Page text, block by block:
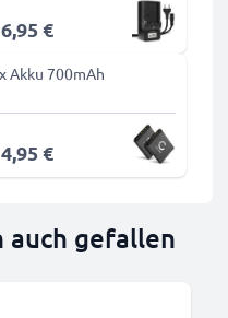
€
Akku 700mAh
€
auch gefallen